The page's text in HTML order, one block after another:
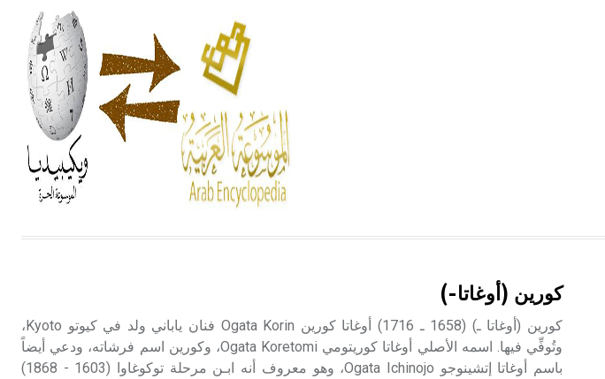
أربعة مؤلفات هي: الحكم، الأدلة، تنظيم
التغذية، ورسالته في جروح الرأس.
ويعود له الفضل بأنه حرر الطب من
الدين والفلسفة.
- هل تعلم أن المرجان إفراز حيواني
يتكون في البحر ويتركب من مادة
كربونات الكلسيوم، وهو أحمر أو شديد
الحمرة وهو أجود أنواعه، ويمتاز بكبر
الحجم ويسمى الش
الإنكليزية أب
كورين (أوغاتا-)
كورين (أوغاتا ـ) (1658 ـ 1716) أوغاتا كورين Ogata Korin فنان ياباني ولد في كيوتو Kyoto،
وتُوفِّي فيها. اسمه الأصلي أوغاتا كوريتومي Ogata Koretomi، وكورين اسم فرشاته، ودعي أيضاً
باسم أوغاتا إتشينوجو Ogata Ichinojo، وهو معروف أنه ابـن مرحلة توكوغاوا (1603 - 1868)